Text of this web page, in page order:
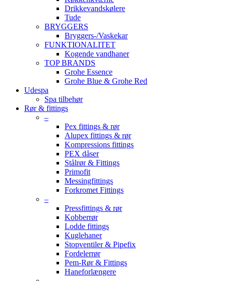
Drikkevandskølere
Tude
BRYGGERS
Bryggers-/Vaskekar
FUNKTIONALITET
Kogende vandhaner
TOP BRANDS
Grohe Essence
Grohe Blue & Grohe Red
Udespa
Spa tilbehør
Rør & fittings
–
Pex fittings & rør
Alupex fittings & rør
Kompressions fittings
PEX dåser
Stålrør & Fittings
Primofit
Messingfittings
Forkromet Fittings
–
Pressfittings & rør
Kobberrør
Lodde fittings
Kuglehaner
Stopventiler & Pipefix
Fordelerrør
Pem-Rør & Fittings
Haneforlængere